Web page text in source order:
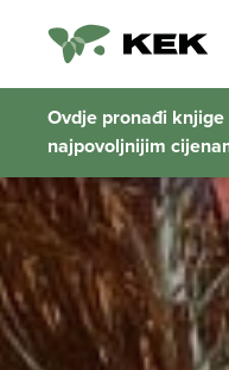
Ovdje pronađi
najpovoljnijim